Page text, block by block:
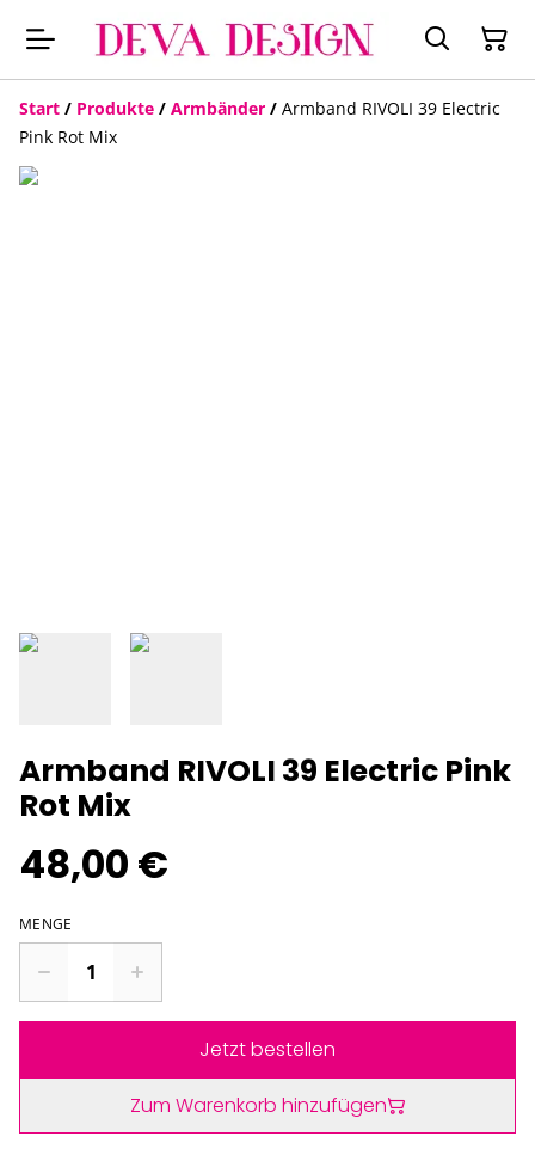
Start / Produkte / Armbänder / Armband RIVOLI 39 Electric
Pink Rot Mix
Armband RIVOLI 39 Electric Pink
Rot Mix
48,00 €
MENGE
Jetzt bestellen
Zum Warenkorb hinzufügen